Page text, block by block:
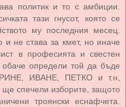
политик и то с амбиции.
тази гнусот, която се
му последния месец.
не става за кмет, но иначе
в професията и свестен
определи той да бъде
ИВАНЕ, ПЕТКО и т.н,
спечели изборите, защото
троянски еснафчета.